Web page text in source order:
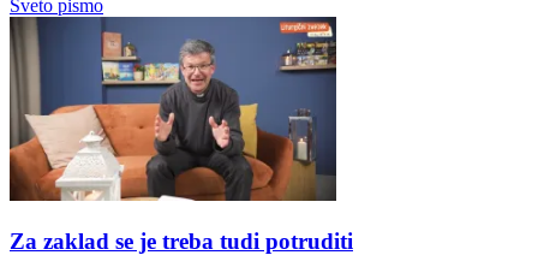
Sveto pismo
Za zaklad se je treba tudi potruditi